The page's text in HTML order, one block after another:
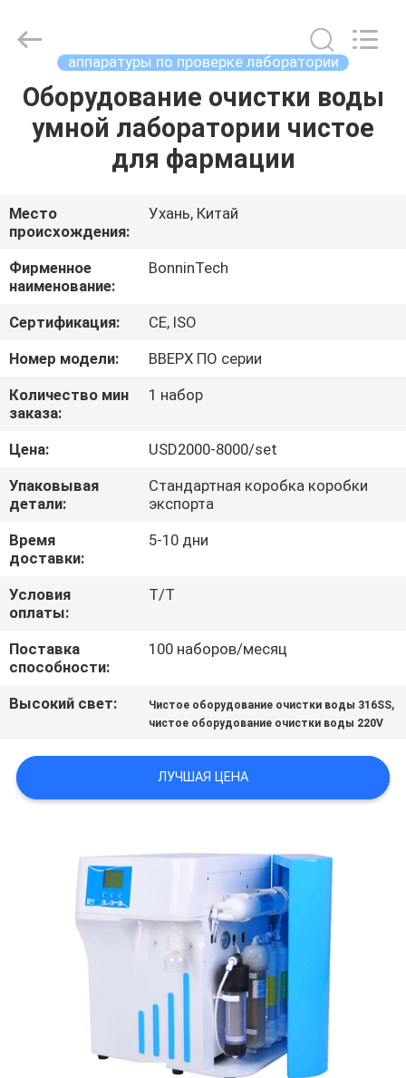
ДОМ
ПРОДУКТЫ
ВИДЕО
О
НАС
ПУТЕШЕСТВИЕ
ФАБРИКИ
ПРОВЕРКА
КАЧЕСТВА
СВЯЖИТЕСЬ
МЫ
СПРОСИТЕ
ЦИТАТУ
КАРТА
PRIVACY
Copyright
Wuhan
Bonnin
аппаратуры по проверке лаборатории
Оборудование очистки воды
умной лаборатории чистое
для фармации
Место
происхождения:
Ухань, Китай
Фирменное
наименование:
BonninTech
Сертификация:
CE, ISO
Номер модели:
ВВЕРХ ПО серии
Количество мин
заказа:
1 набор
Цена:
USD2000-8000/set
Упаковывая
детали:
Стандартная коробка коробки
экспорта
Время
доставки:
5-10 дни
Условия
оплаты:
T/T
Поставка
способности:
100 наборов/месяц
Высокий свет: Чистое оборудование очистки воды 316SS,
чистое оборудование очистки воды 220V
ЛУЧШАЯ ЦЕНА